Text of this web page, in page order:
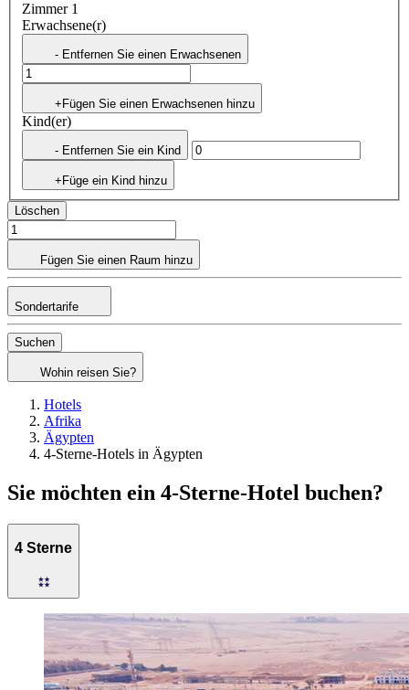
Zimmer 1
Erwachsene(r)
- Entfernen Sie einen Erwachsenen
+Fügen Sie einen Erwachsenen hinzu
Kind(er)
- Entfernen Sie ein Kind
+Füge ein Kind hinzu
Löschen
Fügen Sie einen Raum hinzu
Sondertarife
Suchen
Wohin reisen Sie?
Hotels
Afrika
Ägypten
4-Sterne-Hotels in Ägypten
Sie möchten ein 4-Sterne-Hotel buchen?
4 Sterne